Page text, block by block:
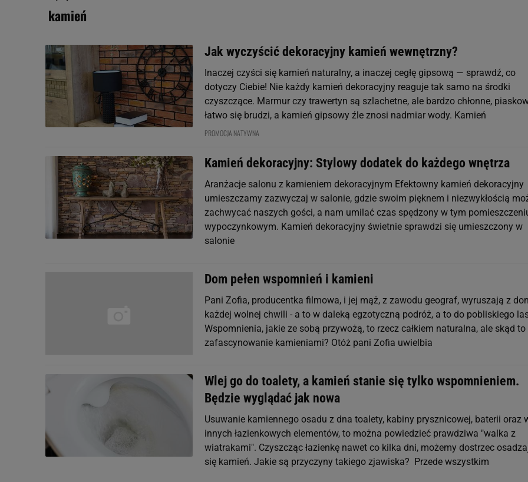
kamień
Jak wyczyścić dekoracyjny kamień wewnętrzny?
Inaczej czyści się kamień naturalny, a inaczej cegłę gipsową — sprawdź, co
dotyczy Ciebie! Nie każdy kamień dekoracyjny reaguje tak samo na środki
czyszczące. Marmur czy trawertyn są szlachetne, ale bardzo chłonne,
łatwo się brudzi, a kamień gipsowy źle znosi nadmiar wody. Kamień
PROMOCJA NATYWNA
Kamień dekoracyjny: Stylowy dodatek do każdego wnętrza
Aranżacje salonu z kamieniem dekoracyjnym Efektowny kamień dekoracyjny
umieszczamy zazwyczaj w salonie, gdzie swoim pięknem i niezwykłością
zachwycać naszych gości, a nam umilać czas spędzony w tym
wypoczynkowym. Kamień dekoracyjny świetnie sprawdzi się umieszczony w
salonie
Dom pełen wspomnień i kamieni
Pani Zofia, producentka filmowa, i jej mąż, z zawodu geograf, wyruszają z
każdej wolnej chwili - a to w daleką egzotyczną podróż, a to do pobliskiego
Wspomnienia, jakie ze sobą przywożą, to rzecz całkiem naturalna, ale skąd to
zafascynowanie kamieniami? Otóż pani Zofia uwielbia
Wlej go do toalety, a kamień stanie się tylko wspomnieniem.
Będzie wyglądać jak nowa
Usuwanie kamiennego osadu z dna toalety, kabiny prysznicowej, baterii oraz
innych łazienkowych elementów, to można powiedzieć prawdziwa "walka z
wiatrakami". Czyszcząc łazienkę nawet co kilka dni, możemy dostrzec
się kamień. Jakie są przyczyny takiego zjawiska? Przede wszystkim